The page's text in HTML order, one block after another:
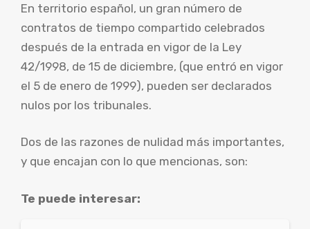
En territorio español, un gran número de
contratos de tiempo compartido celebrados
después de la entrada en vigor de la Ley
42/1998, de 15 de diciembre, (que entró en vigor
el 5 de enero de 1999), pueden ser declarados
nulos por los tribunales.
Dos de las razones de nulidad más importantes,
y que encajan con lo que mencionas, son:
Te puede interesar: